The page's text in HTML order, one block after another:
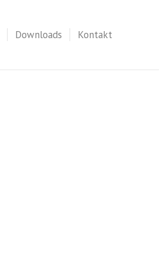
Downloads Kontakt